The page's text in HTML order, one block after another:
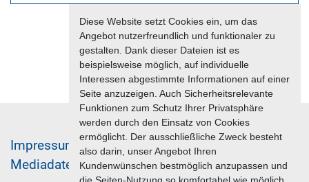
Diese Website setzt Cookies ein, um das
Angebot nutzerfreundlich und funktionaler zu
gestalten. Dank dieser Dateien ist es
beispielsweise möglich, auf individuelle
Interessen abgestimmte Informationen auf einer
Seite anzuzeigen. Auch Sicherheitsrelevante
Funktionen zum Schutz Ihrer Privatsphäre
werden durch den Einsatz von Cookies
ermöglicht. Der ausschließliche Zweck besteht
also darin, unser Angebot Ihren
Kundenwünschen bestmöglich anzupassen und
Im­pres­sum & Da­ten­schutz
Me­di­a­da­ten & Mar­ke­ting­leis­tun­gen
Jobs